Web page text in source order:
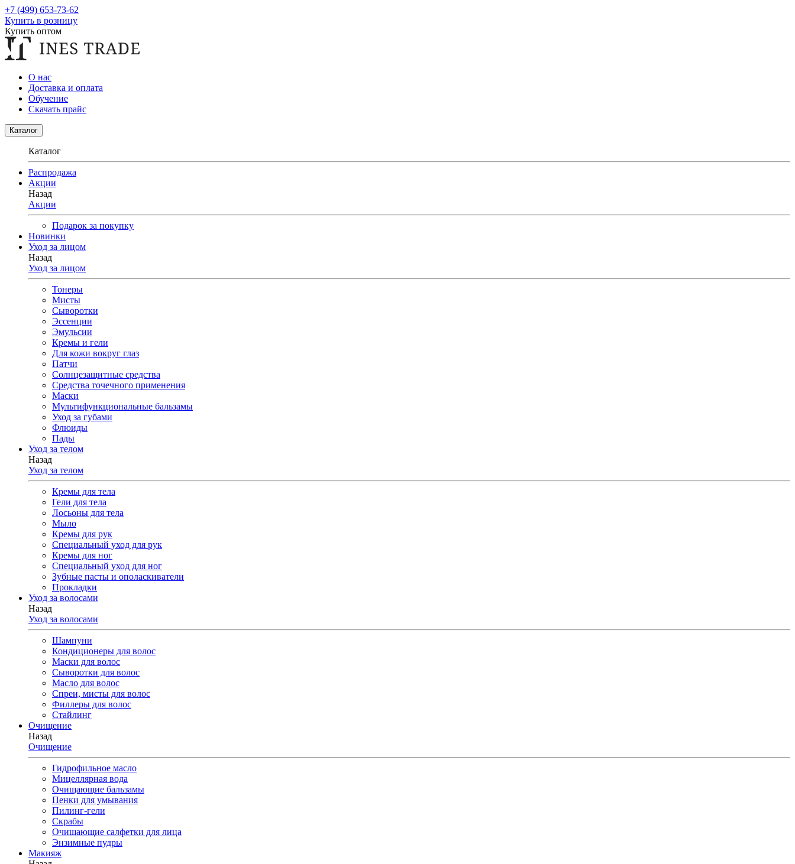
+7 (499) 653-73-62
Купить в розницу
Купить оптом
О нас
Доставка и оплата
Обучение
Скачать прайс
Каталог
Каталог
Распродажа
Акции
Назад
Акции
Подарок за покупку
Новинки
Уход за лицом
Назад
Уход за лицом
Тонеры
Мисты
Сыворотки
Эссенции
Эмульсии
Кремы и гели
Для кожи вокруг глаз
Патчи
Солнцезащитные средства
Средства точечного применения
Маски
Мультифункциональные бальзамы
Уход за губами
Флюиды
Пады
Уход за телом
Назад
Уход за телом
Кремы для тела
Гели для тела
Лосьоны для тела
Мыло
Кремы для рук
Специальный уход для рук
Кремы для ног
Специальный уход для ног
Зубные пасты и ополаскиватели
Прокладки
Уход за волосами
Назад
Уход за волосами
Шампуни
Кондиционеры для волос
Маски для волос
Сыворотки для волос
Масло для волос
Спреи, мисты для волос
Филлеры для волос
Стайлинг
Очищение
Назад
Очищение
Гидрофильное масло
Мицеллярная вода
Очищающие бальзамы
Пенки для умывания
Пилинг-гели
Скрабы
Очищающие салфетки для лица
Энзимные пудры
Макияж